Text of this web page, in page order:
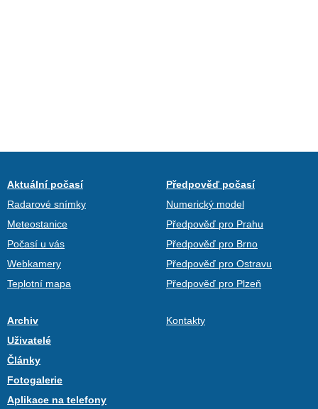
Aktuální počasí
Radarové snímky
Meteostanice
Počasí u vás
Webkamery
Teplotní mapa
Předpověď počasí
Numerický model
Předpověď pro Prahu
Předpověď pro Brno
Předpověď pro Ostravu
Předpověď pro Plzeň
Archiv
Uživatelé
Články
Fotogalerie
Aplikace na telefony
Kontakty